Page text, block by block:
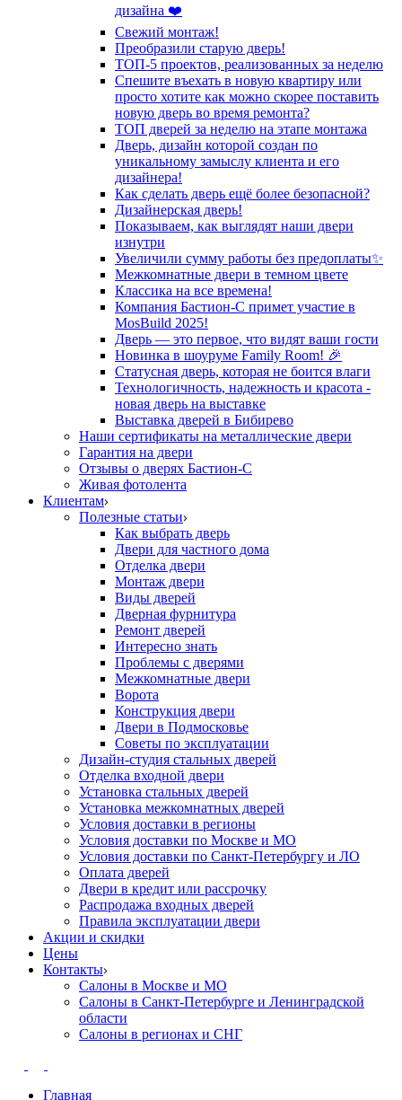
дизайна ❤️
Свежий монтаж!
Преобразили старую дверь!
ТОП-5 проектов, реализованных за неделю
Спешите въехать в новую квартиру или
просто хотите как можно скорее поставить
новую дверь во время ремонта?
ТОП дверей за неделю на этапе монтажа
Дверь, дизайн которой создан по
уникальному замыслу клиента и его
дизайнера!
Как сделать дверь ещё более безопасной?
Дизайнерская дверь!
Показываем, как выглядят наши двери
изнутри
Увеличили сумму работы без предоплаты✨
Межкомнатные двери в темном цвете
Классика на все времена!
Компания Бастион-С примет участие в
MosBuild 2025!
Дверь — это первое, что видят ваши гости
Новинка в шоуруме Family Room! 🎉
Статусная дверь, которая не боится влаги
Технологичность, надежность и красота -
новая дверь на выставке
Выставка дверей в Бибирево
Наши сертификаты на металлические двери
Гарантия на двери
Отзывы о дверях Бастион-С
Живая фотолента
Клиентам
Полезные статьи
Как выбрать дверь
Двери для частного дома
Отделка двери
Монтаж двери
Виды дверей
Дверная фурнитура
Ремонт дверей
Интересно знать
Проблемы с дверями
Межкомнатные двери
Ворота
Конструкция двери
Двери в Подмосковье
Cоветы по эксплуатации
Дизайн-студия стальных дверей
Отделка входной двери
Установка стальных дверей
Установка межкомнатных дверей
Условия доставки в регионы
Условия доставки по Москве и МО
Условия доставки по Санкт-Петербургу и ЛО
Оплата дверей
Двери в кредит или рассрочку
Распродажа входных дверей
Правила эксплуатации двери
Акции и скидки
Цены
Контакты
Салоны в Москве и МО
Салоны в Санкт-Петербурге и Ленинградской
области
Салоны в регионах и СНГ
Главная